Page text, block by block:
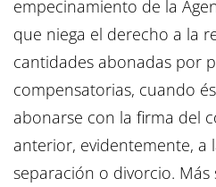
empecinamiento de la
que niega el derecho a la
cantidades abonadas por
compensatorias, cuando
abonarse con la firma del
anterior, evidentemente, a
separación o divorcio.